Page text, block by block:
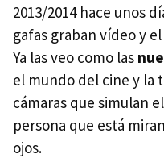
2013/2014 hace unos
gafas graban vídeo y
Ya las veo como las
el mundo del cine y la
cámaras que simulan
persona que está
ojos.